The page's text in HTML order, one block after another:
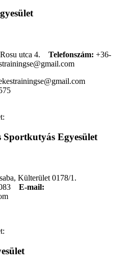
utca 4. Telefonszám: +36-
Sportkutyás Egyesület
Külterület 0178/1.
E-mail: